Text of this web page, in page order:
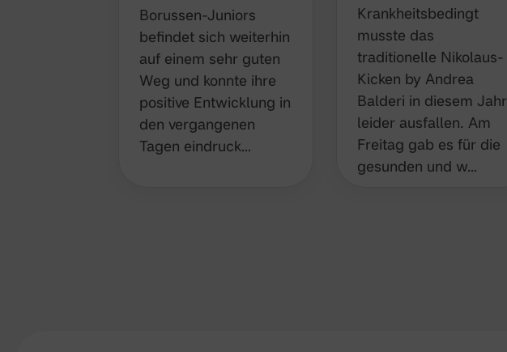
Borussen-Juniors
befindet sich weiterhin
auf einem sehr guten
Weg und konnte ihre
positive Entwicklung in
den vergangenen
Tagen eindruck…
Krankheitsbedingt
musste das
traditionelle Nikolaus-
Kicken by Andrea
Balderi in diesem Jahr
leider ausfallen. Am
Freitag gab es für die
gesunden und w…